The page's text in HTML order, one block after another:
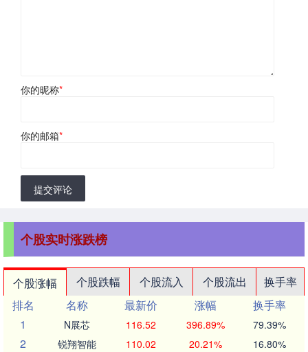
你的昵称*
你的邮箱*
提交评论
个股实时涨跌榜
个股涨幅 个股跌幅 个股流入 个股流出
换手率
排名
名称 最新价 涨幅
换手率
1
N展芯 116.52 396.89% 79.39%
2 锐翔智能 110.02 20.21% 16.80%